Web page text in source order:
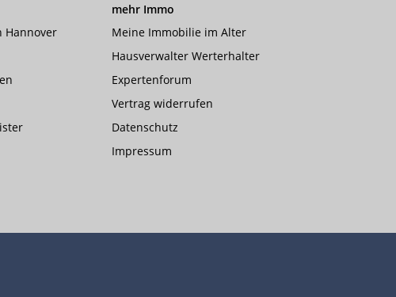
Hannover
mehr Immo
Meine Immobilie im Alter
Hausverwalter Werterhalter
Expertenforum
Vertrag widerrufen
Datenschutz
Impressum